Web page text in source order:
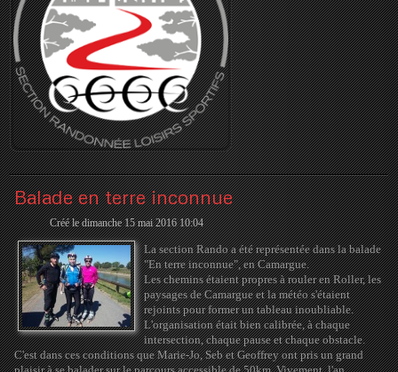
Balade en terre inconnue
Créé le dimanche 15 mai 2016 10:04
La section Rando a été représentée dans la balade
"En terre inconnue", en Camargue.
Les chemins étaient propres à rouler en Roller, les
paysages de Camargue et la météo s'étaient
rejoints pour former un tableau inoubliable.
L'organisation était bien calibrée, à chaque
intersection, chaque pause et chaque obstacle.
C'est dans ces conditions que Marie-Jo, Seb et Geoffrey ont pris un grand